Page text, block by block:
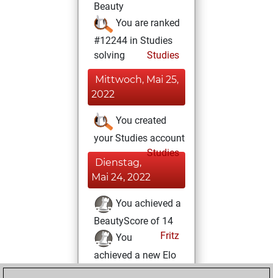
Beauty
You are ranked
#12244 in Studies
solving
Studies
Mittwoch, Mai 25,
2022
You created
your Studies account
Studies
Dienstag,
Mai 24, 2022
You achieved a
BeautyScore of 14
Fritz
You
achieved a new Elo
of 1593